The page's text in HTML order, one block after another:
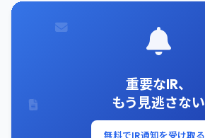
重要なIR、
もう見逃さない
無料でIR通知を受け取る